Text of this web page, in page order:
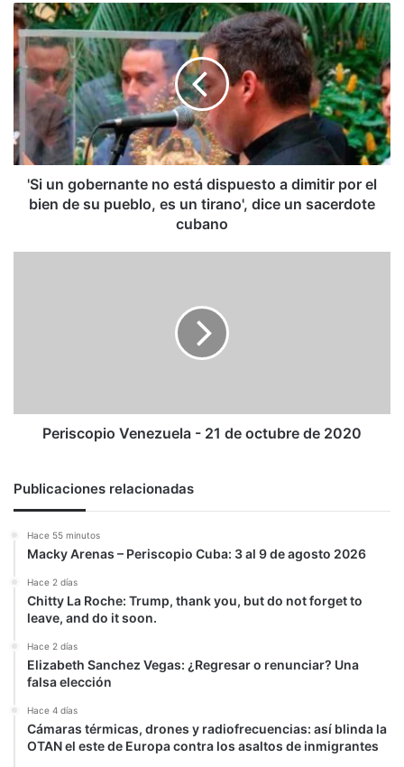
'Si
un
gobernante
no
está
dispuesto
dimitir
por
bien
'Si un gobernante no está dispuesto a dimitir por el
bien de su pueblo, es un tirano', dice un sacerdote
cubano
Periscopio Venezuela - 21 de octubre de 2020
Publicaciones relacionadas
Hace 55 minutos
Macky Arenas – Periscopio Cuba: 3 al 9 de agosto 2026
Hace 2 días
Chitty La Roche: Trump, thank you, but do not forget to
leave, and do it soon.
Hace 2 días
Elizabeth Sanchez Vegas: ¿Regresar o renunciar? Una
falsa elección
Hace 4 días
Cámaras térmicas, drones y radiofrecuencias: así blinda la
OTAN el este de Europa contra los asaltos de inmigrantes